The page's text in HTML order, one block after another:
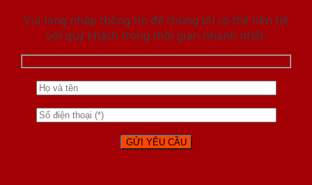
Vui lòng nhập thông tin để chúng tôi có thể liên hệ
với quý khách trong thời gian nhanh nhất.